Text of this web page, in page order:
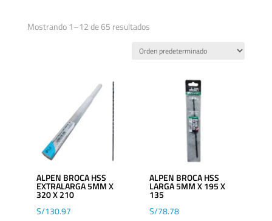
Mostrando 1–12 de 65 resultados
ALPEN BROCA HSS
EXTRALARGA 5MM X
320 X 210
S/130.97
ALPEN BROCA HSS
LARGA 5MM X 195 X
135
S/78.78